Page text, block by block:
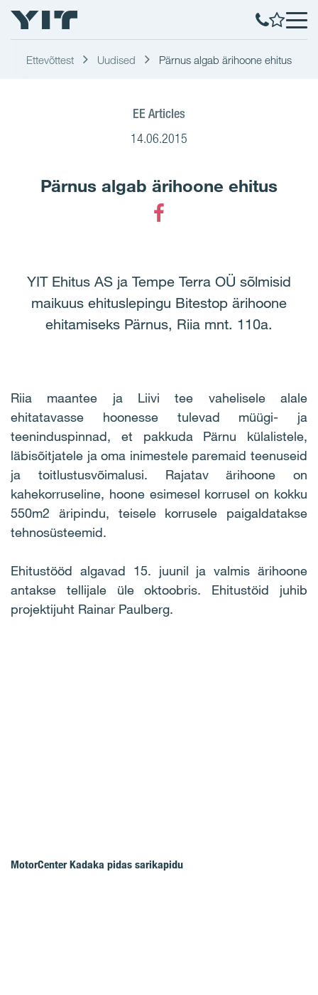
Ettevõttest Uudised Pärnus algab ärihoone ehitus
EE Articles
14.06.2015
Pärnus algab ärihoone ehitus
YIT Ehitus AS ja Tempe Terra OÜ sõlmisid
maikuus ehituslepingu Bitestop ärihoone
ehitamiseks Pärnus, Riia mnt. 110a.
Riia maantee ja Liivi tee vahelisele alale
ehitatavasse hoonesse tulevad müügi- ja
teeninduspinnad, et pakkuda Pärnu külalistele,
läbisõitjatele ja oma inimestele paremaid teenuseid
ja toitlustusvõimalusi. Rajatav ärihoone on
kahekorruseline, hoone esimesel korrusel on kokku
550m2 äripindu, teisele korrusele paigaldatakse
tehnosüsteemid.
Ehitustööd algavad 15. juunil ja valmis ärihoone
antakse tellijale üle oktoobris. Ehitustöid juhib
projektijuht Rainar Paulberg.
MotorCenter Kadaka pidas sarikapidu